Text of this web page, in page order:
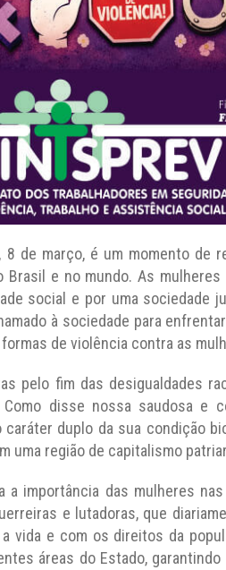
8 de março, é um momento de
e no mundo. As
social e por uma sociedade
à sociedade para
de violência contra as
pelo fim das desigualdades
Como disse nossa saudosa e
caráter duplo da sua condição
uma região de capitalismo
a importância das mulheres
e lutadoras, que
vida e com os direitos da
áreas do Estado,